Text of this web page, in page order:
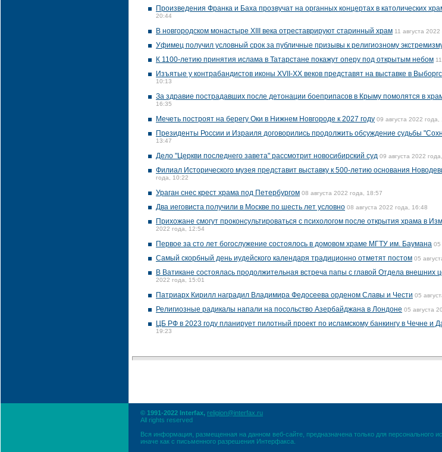
Произведения Франка и Баха прозвучат на органных концертах в католических
20:44
В новгородском монастыре XIII века отреставрируют старинный храм 11 августа
Уфимец получил условный срок за публичные призывы к религиозному
К 1100-летию принятия ислама в Татарстане покажут оперу под открытым небом
Изъятые у контрабандистов иконы XVII-XX веков представят на выставке в
10:13
За здравие пострадавших после детонации боеприпасов в Крыму помолятся в
16:35
Мечеть построят на берегу Оки в Нижнем Новгороде к 2027 году 09 августа 2022 года,
Президенты России и Израиля договорились продолжить обсуждение судьбы
13:47
Дело "Церкви последнего завета" рассмотрит новосибирский суд 09 августа 2022
Филиал Исторического музея представит выставку к 500-летию основания
года, 10:22
Ураган снес крест храма под Петербургом 08 августа 2022 года, 18:57
Два иеговиста получили в Москве по шесть лет условно 08 августа 2022 года, 16:48
Прихожане смогут проконсультироваться с психологом после открытия храма в
2022 года, 12:54
Первое за сто лет богослужение состоялось в домовом храме МГТУ им. Баумана 05
Самый скорбный день иудейского календаря традиционно отметят постом 05
В Ватикане состоялась продолжительная встреча папы с главой Отдела внешних
2022 года, 15:01
Патриарх Кирилл наградил Владимира Федосеева орденом Славы и Чести 05
Религиозные радикалы напали на посольство Азербайджана в Лондоне 05 августа
ЦБ РФ в 2023 году планирует пилотный проект по исламскому банкингу в Чечне и
19:23
© 1991-2022 Interfax, religion@interfax.ru
All rights reserved
Вся информация, размещенная на данном веб-сайте, предназначена только для персонального
иначе как с письменного разрешения Интерфакса.